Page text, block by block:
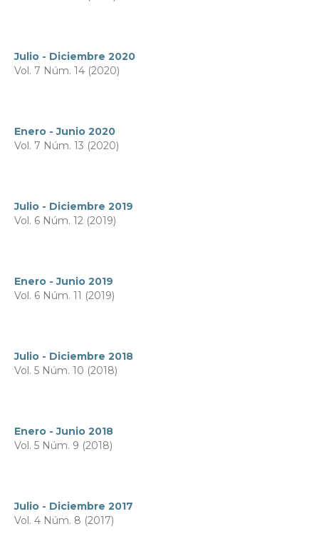
Julio - Diciembre 2020
Vol. 7 Núm. 14 (2020)
Enero - Junio 2020
Vol. 7 Núm. 13 (2020)
Julio - Diciembre 2019
Vol. 6 Núm. 12 (2019)
Enero - Junio 2019
Vol. 6 Núm. 11 (2019)
Julio - Diciembre 2018
Vol. 5 Núm. 10 (2018)
Enero - Junio 2018
Vol. 5 Núm. 9 (2018)
Julio - Diciembre 2017
Vol. 4 Núm. 8 (2017)